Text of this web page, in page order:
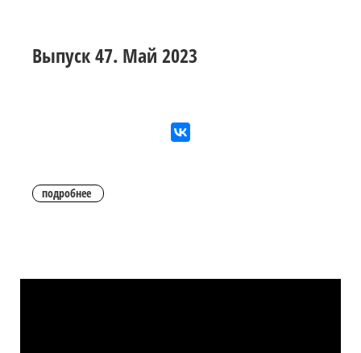
Выпуск 47. Май 2023
подробнее